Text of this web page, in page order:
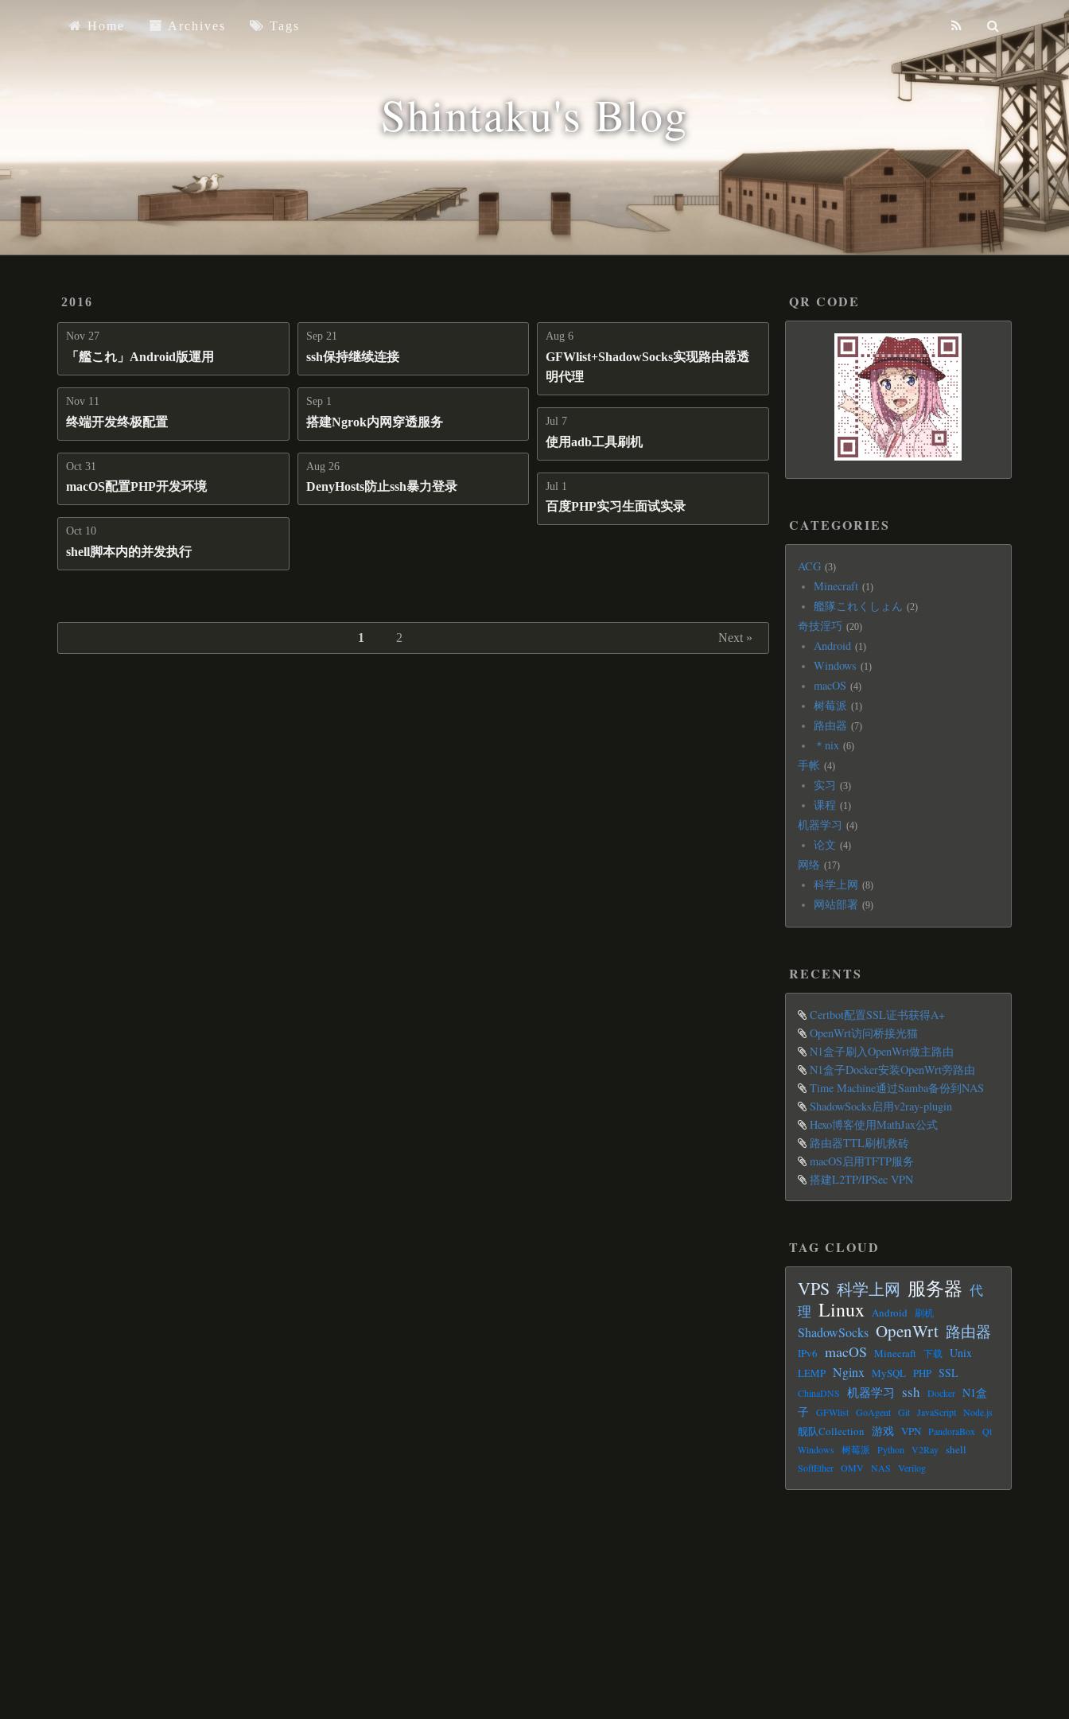
Shintaku's Blog
Home Archives Tags
2016
Nov 27
「艦これ」Android版運用
Nov 11
终端开发终极配置
Oct 31
macOS配置PHP开发环境
Oct 10
shell脚本内的并发执行
Sep 21
ssh保持继续连接
Sep 1
搭建Ngrok内网穿透服务
Aug 26
DenyHosts防止ssh暴力登录
Aug 6
GFWlist+ShadowSocks实现路由器透
明代理
Jul 7
使用adb工具刷机
Jul 1
百度PHP实习生面试实录
1 2 Next »
QR CODE
CATEGORIES
ACG 3
Minecraft 1
艦隊これくしょん 2
奇技淫巧 20
Android 1
Windows 1
macOS 4
树莓派 1
路由器 7
＊nix 6
手帐 4
实习 3
课程 1
机器学习 4
论文 4
网络 17
科学上网 8
网站部署 9
RECENTS
Certbot配置SSL证书获得A+
OpenWrt访问桥接光猫
N1盒子刷入OpenWrt做主路由
N1盒子Docker安装OpenWrt旁路由
Time Machine通过Samba备份到NAS
ShadowSocks启用v2ray-plugin
Hexo博客使用MathJax公式
路由器TTL刷机救砖
macOS启用TFTP服务
搭建L2TP/IPSec VPN
TAG CLOUD
VPS 科学上网 服务器 代
理 Linux Android 刷机
ShadowSocks OpenWrt 路由器
IPv6 macOS Minecraft 下载 Unix
LEMP Nginx MySQL PHP SSL
ChinaDNS 机器学习 ssh Docker N1盒
子 GFWlist GoAgent Git JavaScript Node.js
舰队Collection 游戏 VPN PandoraBox
Qt
Windows
树莓派 Python V2Ray shell
SoftEther OMV NAS Verilog